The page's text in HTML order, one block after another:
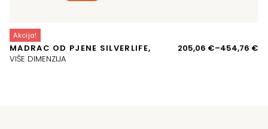
Akcija!
MADRAC OD PJENE SILVERLIFE,
VIŠE DIMENZIJA
205,06 €–454,76 €